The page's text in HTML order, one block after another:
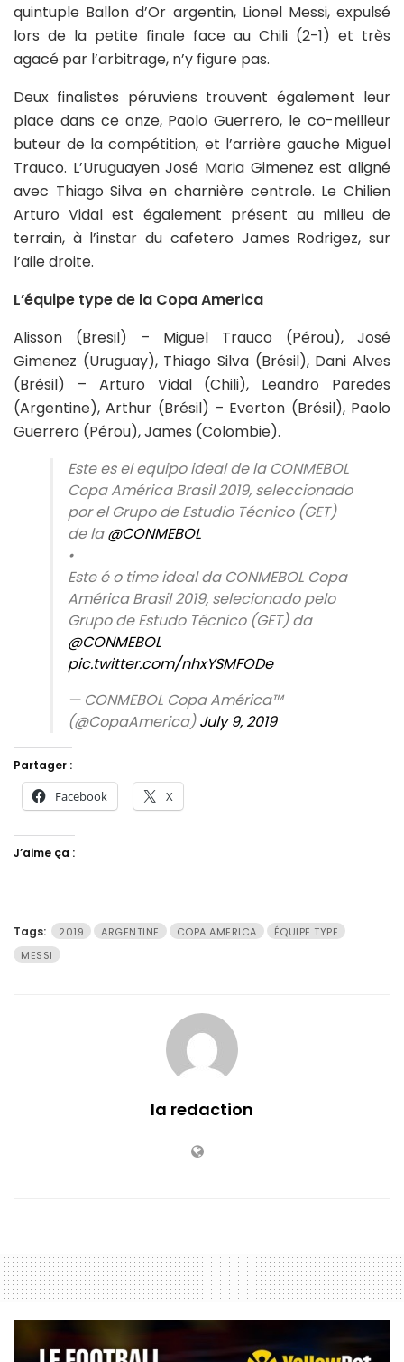
quintuple Ballon d’Or argentin, Lionel Messi, expulsé
lors de la petite finale face au Chili (2-1) et très
agacé par l’arbitrage, n’y figure pas.
Deux finalistes péruviens trouvent également leur
place dans ce onze, Paolo Guerrero, le co-meilleur
buteur de la compétition, et l’arrière gauche Miguel
Trauco. L’Uruguayen José Maria Gimenez est aligné
avec Thiago Silva en charnière centrale. Le Chilien
Arturo Vidal est également présent au milieu de
terrain, à l’instar du cafetero James Rodrigez, sur
l’aile droite.
L’équipe type de la Copa America
Alisson (Bresil) – Miguel Trauco (Pérou), José
Gimenez (Uruguay), Thiago Silva (Brésil), Dani Alves
(Brésil) – Arturo Vidal (Chili), Leandro Paredes
(Argentine), Arthur (Brésil) – Everton (Brésil), Paolo
Guerrero (Pérou), James (Colombie).
Este es el equipo ideal de la CONMEBOL
Copa América Brasil 2019, seleccionado
por el Grupo de Estudio Técnico (GET)
de la@CONMEBOL
•⠀⠀⠀⠀⠀⠀⠀⠀⠀
Este é o time ideal da CONMEBOL Copa
América Brasil 2019, selecionado pelo
Grupo de Estudo Técnico (GET) da
@CONMEBOL
pic.twitter.com/nhxYSMFODe
— CONMEBOL Copa América™️
(@CopaAmerica)July 9, 2019
Partager :
Facebook X
J’aime ça :
Tags: 2019 ARGENTINE COPA AMERICA
ÉQUIPE TYPE
MESSI
la redaction